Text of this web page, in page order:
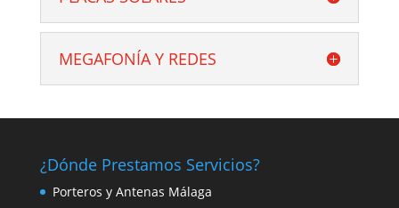
MEGAFONÍA Y REDES
¿Dónde Prestamos Servicios?
Porteros y Antenas Málaga